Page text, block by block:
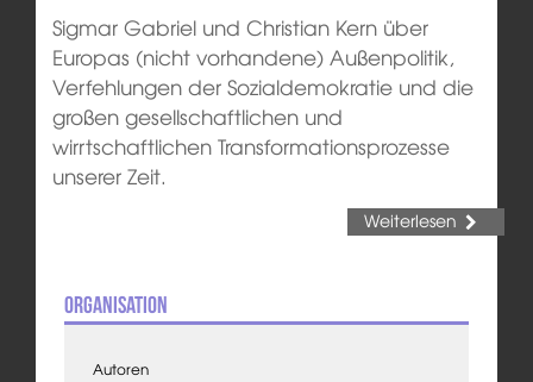
Sigmar Gabriel und Christian Kern über
Europas (nicht vorhandene) Außenpolitik,
Verfehlungen der Sozialdemokratie und die
großen gesellschaftlichen und
wirrtschaftlichen Transformationsprozesse
unserer Zeit.
Weiterlesen
Organisation
Autoren